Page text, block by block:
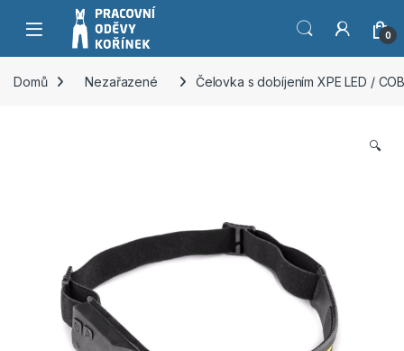
Přeskočit na navigaci
Přeskočit na obsah
0
Domů Nezařazené Čelovka s dobíjením XPE LED /
🔍